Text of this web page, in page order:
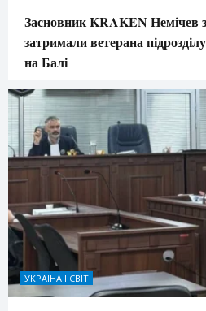
Засновник KRAKEN Немічев
затримали ветерана
на Балі
УКРАЇНА І СВІТ